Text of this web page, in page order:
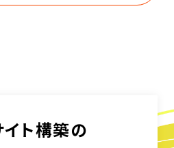
ト構築の